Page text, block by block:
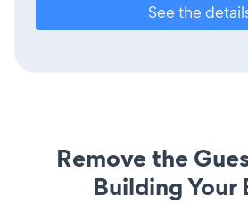
See the
Remove the
Building Your